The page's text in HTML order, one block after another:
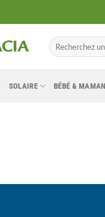
Recherche
pour :
SOLAIRE BÉBÉ & MAMAN